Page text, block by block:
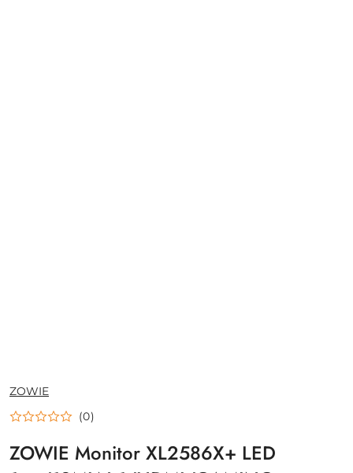
NAZWA
PRODUCENTA:
ZOWIE
(0)
ZOWIE Monitor XL2586X+ LED